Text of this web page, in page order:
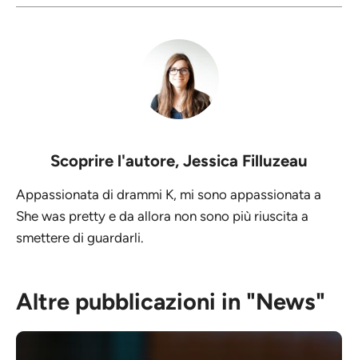
Scoprire l'autore, Jessica Filluzeau
Appassionata di drammi K, mi sono appassionata a
She was pretty e da allora non sono più riuscita a
smettere di guardarli.
Altre pubblicazioni in "News"